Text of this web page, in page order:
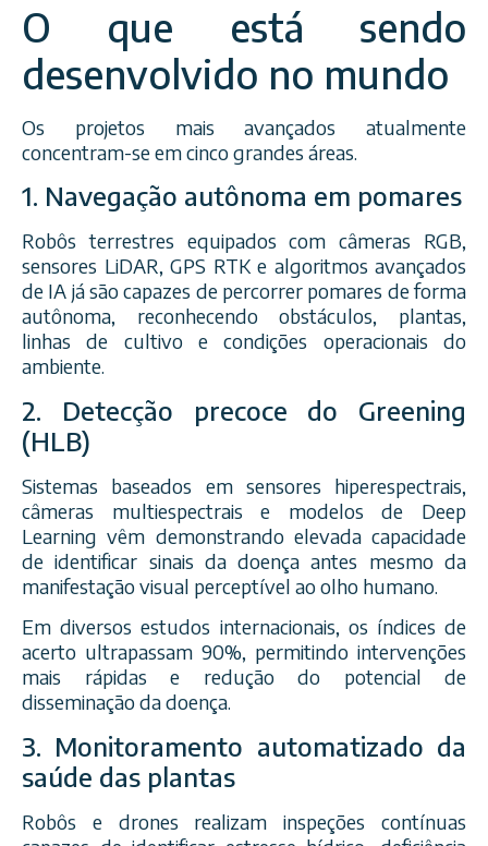
O que está sendo
desenvolvido no mundo
Os projetos mais avançados atualmente
concentram-se em cinco grandes áreas.
1. Navegação autônoma em pomares
Robôs terrestres equipados com câmeras RGB,
sensores LiDAR, GPS RTK e algoritmos avançados
de IA já são capazes de percorrer pomares de forma
autônoma, reconhecendo obstáculos, plantas,
linhas de cultivo e condições operacionais do
ambiente.
2. Detecção precoce do Greening
(HLB)
Sistemas baseados em sensores hiperespectrais,
câmeras multiespectrais e modelos de Deep
Learning vêm demonstrando elevada capacidade
de identificar sinais da doença antes mesmo da
manifestação visual perceptível ao olho humano.
Em diversos estudos internacionais, os índices de
acerto ultrapassam 90%, permitindo intervenções
mais rápidas e redução do potencial de
disseminação da doença.
3. Monitoramento automatizado da
saúde das plantas
Robôs e drones realizam inspeções contínuas